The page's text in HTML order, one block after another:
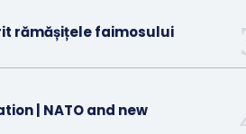
rămășițele faimosului
| NATO and new